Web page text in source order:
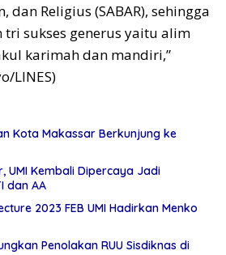
dan Religius (SABAR), sehingga
sukses generus yaitu alim
karimah dan mandiri,”
LINES)
Kota Makassar Berkunjung ke
UMI Kembali Dipercaya Jadi
dan AA
2023 FEB UMI Hadirkan Menko
Penolakan RUU Sisdiknas di